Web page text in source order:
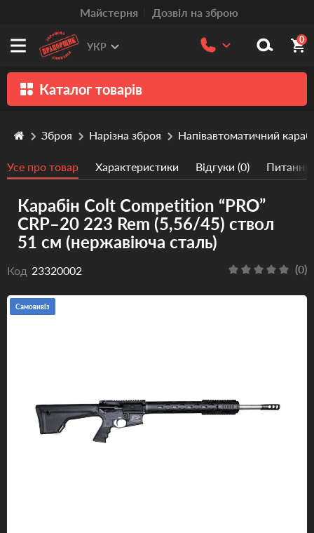
Mайстерня Дозвіл на зброю
УКР
0
Каталог товарів
Травматична зброя
Пістолети та револьвери
Оптика
Релоадінг патронів
Зброя Нарізна зброя Напівавтоматичний
Усе про товар Характеристики Відгуки (0)
Карабін Colt Competition “PRO”
CRP–20 223 Rem (5,56/45) ствол
51 см (нержавіюча сталь)
Код 23320002 (0)
Самовивіз